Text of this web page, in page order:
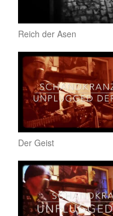
Reich der Asen
Der Geist